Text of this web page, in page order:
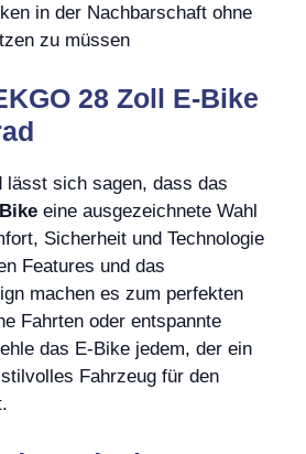
in der Nachbarschaft ohne
zu müssen
28 Zoll E-Bike
lässt sich sagen, dass das
eine ausgezeichnete Wahl
Sicherheit und Technologie
Features und das
machen es zum perfekten
Fahrten oder entspannte
das E-Bike jedem, der ein
Fahrzeug für den